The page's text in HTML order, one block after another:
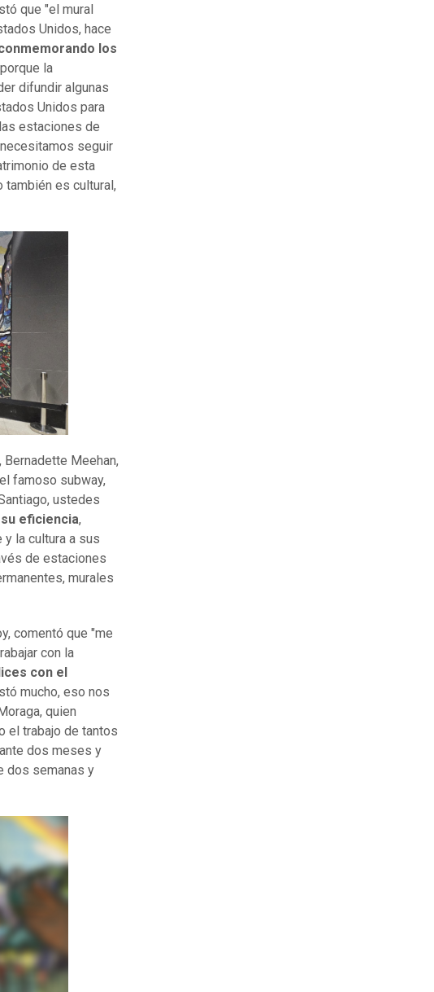
que "el mural
Unidos, hace
los
la
difundir algunas
Unidos para
estaciones de
seguir
de esta
es cultural,
Meehan,
famoso subway,
ustedes
eficiencia,
la cultura a sus
de estaciones
murales
comentó que "me
con la
con el
mucho, eso nos
quien
el trabajo de tantos
dos meses y
dos semanas y